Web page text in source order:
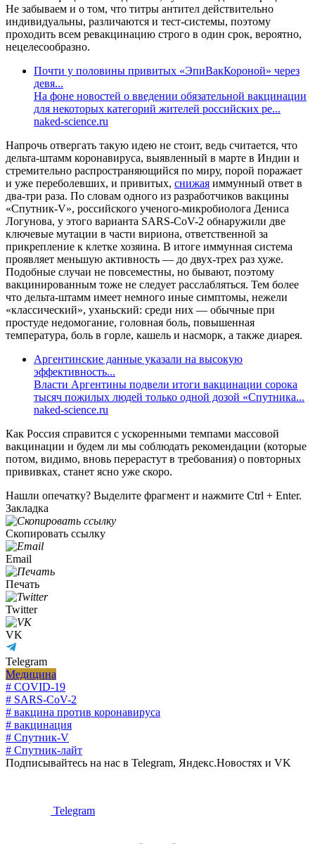
Не забываем и о том, что титры антител действительно
индивидуальны, различаются и тест-системы, поэтому
проходить всем ревакцинацию строго в один срок, вероятно,
нецелесообразно.
Почти у половины привитых «ЭпиВакКороной» через
девя...
На фоне новостей о введении обязательной вакцинации
для некоторых категорий жителей российских ре...
naked-science.ru
Напрочь отвергать такую идею не стоит, ведь считается, что
дельта-штамм коронавируса, выявленный в марте в Индии и
стремительно распространяющийся по миру, порой поражает
и уже переболевших, и привитых, снижая иммунный ответ в
два-три раза. По словам одного из разработчиков вакцины
«Спутник-V», российского ученого-микробиолога Дениса
Логунова, у этого варианта SARS-CoV-2 обнаружили две
ключевые мутации в части вириона, ответственной за
прикрепление к клетке хозяина. В итоге иммунная система
проявляет меньшую активность — до двух-трех раз хуже.
Подобные случаи не повсеместны, но бывают, поэтому
вакцинированным тоже не следует расслабляться. Тем более
что дельта-штамм имеет немного иные симптомы, нежели
«классический», уханьский: среди них — обычные при
простуде недомогание, головная боль, повышенная
температура, боль в горле, кашель и насморк, а также диарея.
Аргентинские данные указали на высокую
эффективность...
Власти Аргентины подвели итоги вакцинации сорока
тысяч пожилых людей только одной дозой «Спутника...
naked-science.ru
Как Россия справится с ускоренными темпами массовой
вакцинации и будем ли мы соблюдать рекомендации (которые
потом, видимо, вновь перерастут в требования) о повторных
прививках, станет ясно уже скоро.
Нашли опечатку? Выделите фрагмент и нажмите Ctrl + Enter.
Закладка
Скопировать ссылку
Email
Печать
Twitter
VK
Telegram
Медицина
# COVID-19
# SARS-CoV-2
# вакцина против коронавируса
# вакцинация
# Спутник-V
# Спутник-лайт
Подписывайтесь на нас в Telegram, Яндекс.Новостях и VK
Telegram